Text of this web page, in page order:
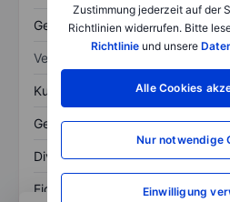
Zustimmung jederzeit auf der
Richtlinien widerrufen. Bitte
Richtlinieund unsere
Alle Cookies
Nur notwendige
Einwilligung
Gesamtschulden
Verhältnisse
Kurs/Umsatz
Gewinn je Aktie
Dividende je Aktie
Eigenkapitalrendite